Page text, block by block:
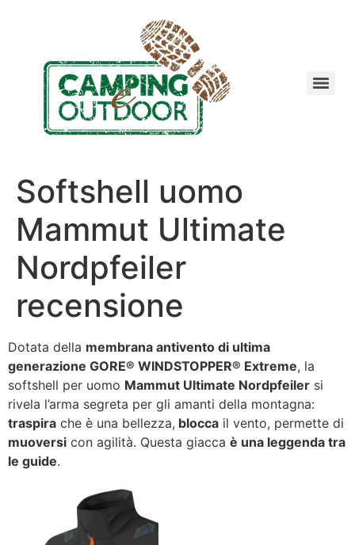
Softshell uomo
Mammut Ultimate
Nordpfeiler
recensione
Dotata della membrana antivento di ultima
generazione GORE® WINDSTOPPER® Extreme, la
softshell per uomo Mammut Ultimate Nordpfeiler si
rivela l’arma segreta per gli amanti della montagna:
traspira che è una bellezza, blocca il vento, permette di
muoversi con agilità. Questa giacca è una leggenda tra
le guide.